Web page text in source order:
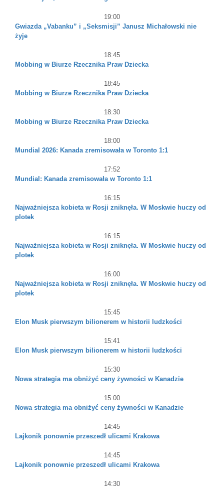
19:00
Gwiazda „Vabanku” i „Seksmisji” Janusz Michałowski nie
żyje
18:45
Mobbing w Biurze Rzecznika Praw Dziecka
18:45
Mobbing w Biurze Rzecznika Praw Dziecka
18:30
Mobbing w Biurze Rzecznika Praw Dziecka
18:00
Mundial 2026: Kanada zremisowała w Toronto 1:1
17:52
Mundial: Kanada zremisowała w Toronto 1:1
16:15
Najważniejsza kobieta w Rosji zniknęła. W Moskwie huczy od
plotek
16:15
Najważniejsza kobieta w Rosji zniknęła. W Moskwie huczy od
plotek
16:00
Najważniejsza kobieta w Rosji zniknęła. W Moskwie huczy od
plotek
15:45
Elon Musk pierwszym bilionerem w historii ludzkości
15:41
Elon Musk pierwszym bilionerem w historii ludzkości
15:30
Nowa strategia ma obniżyć ceny żywności w Kanadzie
15:00
Nowa strategia ma obniżyć ceny żywności w Kanadzie
14:45
Lajkonik ponownie przeszedł ulicami Krakowa
14:45
Lajkonik ponownie przeszedł ulicami Krakowa
14:30